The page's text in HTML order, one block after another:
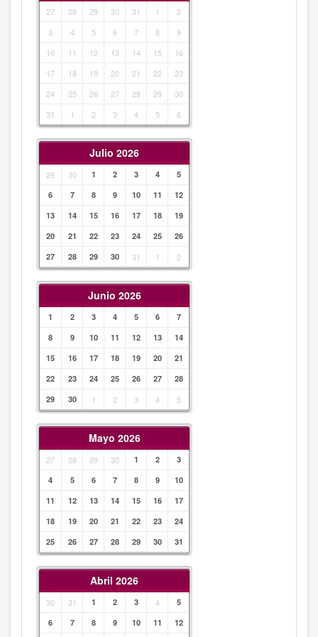
27 28 29 30 31 1
2
3
4 5 6 7 8
9
10
11 12 13 14 15
16
17
18 19 20 21 22
23
24
25 26 27 28 29
30
31
1 2 3 4 5 6
Julio 2026
29 30 1 2 3 4
5
6
7 8 9 10 11
12
13
14 15 16 17 18
19
20
21 22 23 24 25
26
27
28 29 30 31 1 2
Junio 2026
1 2 3 4 5 6
7
8
9 10 11 12 13
14
15
16 17 18 19 20
21
22
23 24 25 26 27
28
29
30 1 2 3 4 5
Mayo 2026
27 28 29 30 1 2
3
4
5 6 7 8 9
10
11
12 13 14 15 16
17
18
19 20 21 22 23
24
25
26 27 28 29 30 31
Abril 2026
30 31 1 2 3 4
5
6
7 8 9 10 11
12